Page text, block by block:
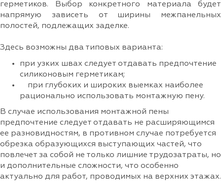
герметиков. Выбор конкретного материала будет
напрямую зависеть от ширины межпанельных
полостей, подлежащих заделке.
Здесь возможны два типовых варианта:
при узких швах следует отдавать предпочтение
силиконовым герметикам;
при глубоких и широких выемках наиболее
рационально использовать монтажную пену.
В случае использования монтажной пены
предпочтение следует отдавать не расширяющимся
ее разновидностям, в противном случае потребуется
обрезка образующихся выступающих частей, что
повлечет за собой не только лишние трудозатраты, но
и дополнительные сложности, что особенно
актуально для работ, проводимых на верхних этажах.